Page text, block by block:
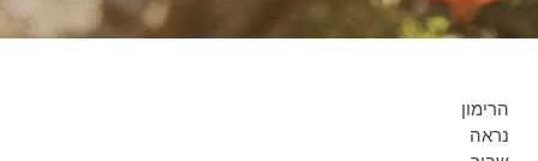
הרימון
נראה